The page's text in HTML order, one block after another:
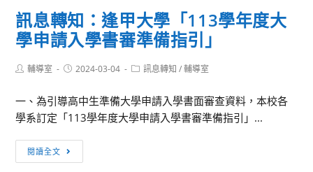
入
學
試
指
定
項
目
審
大
學
學
度
大
學
訊息轉知：逢甲大學「113學年度大
學申請入學書審準備指引」
Post輔導室
Post2024-03-04
Post訊息轉知 / 輔導室
一、為引導高中生準備大學申請入學書面審查資料，本校各
學系訂定「113學年度大學申請入學書審準備指引」...
閱讀全文
息